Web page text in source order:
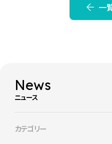
一
News
ニュース
カテゴリー